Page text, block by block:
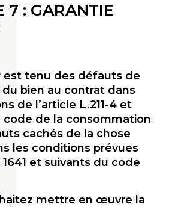
7 : GARANTIE
est tenu des défauts de
bien au contrat dans
de l’article L.211-4 et
code de la consommation
cachés de la chose
les conditions prévues
et suivants du code
mettre en œuvre la